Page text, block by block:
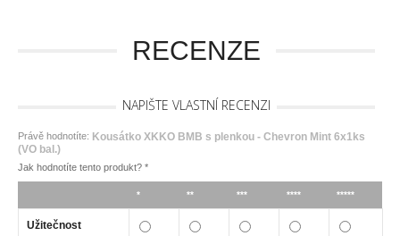
RECENZE
NAPIŠTE VLASTNÍ RECENZI
Právě hodnotíte: Kousátko XKKO BMB s plenkou - Chevron Mint 6x1ks
(VO bal.)
Jak hodnotíte tento produkt? *
* ** *** **** *****
Užitečnost